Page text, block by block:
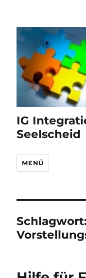
IG
Seelscheid
MENÜ